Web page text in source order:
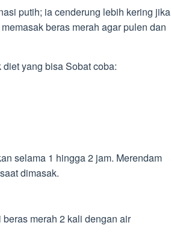
putih; ia cenderung lebih kering jika
beras merah agar pulen dan
yang bisa Sobat coba:
selama 1 hingga 2 jam. Merendam
dimasak.
merah 2 kali dengan air